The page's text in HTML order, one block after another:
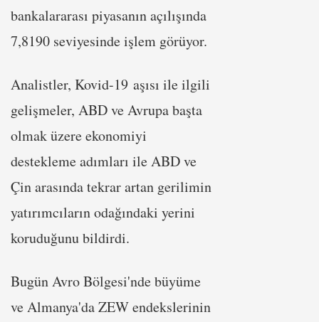
bankalararası piyasanın açılışında
7,8190 seviyesinde işlem görüyor.
Analistler, Kovid-19 aşısı ile ilgili
gelişmeler, ABD ve Avrupa başta
olmak üzere ekonomiyi
destekleme adımları ile ABD ve
Çin arasında tekrar artan gerilimin
yatırımcıların odağındaki yerini
koruduğunu bildirdi.
Bugün Avro Bölgesi'nde büyüme
ve Almanya'da ZEW endekslerinin